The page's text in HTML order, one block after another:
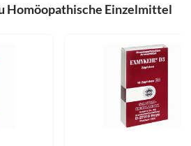
Homöopathische Einzelmittel